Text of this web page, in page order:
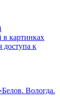
в картинках
доступа к
Вологда.